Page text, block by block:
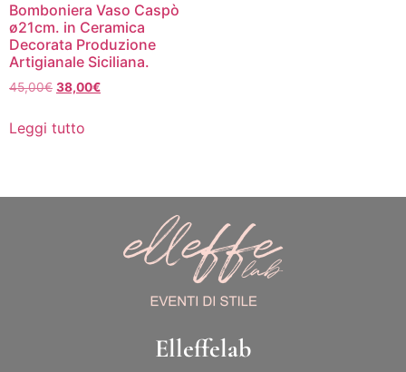
Bomboniera Vaso Caspò
ø21cm. in Ceramica
Decorata Produzione
Artigianale Siciliana.
45,00€ 38,00€
Leggi tutto
Elleffelab